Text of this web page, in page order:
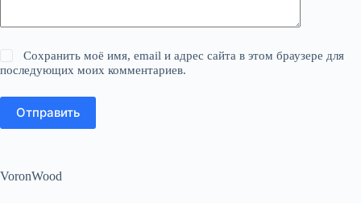
Сохранить моё имя, email и адрес сайта в этом браузере для
последующих моих комментариев.
Отправить
VoronWood